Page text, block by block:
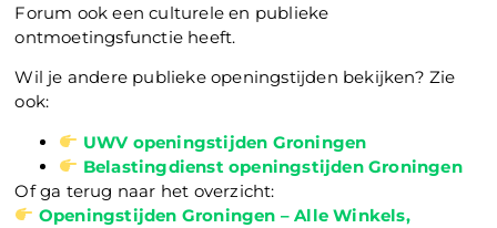
Forum ook een culturele en publieke
ontmoetingsfunctie heeft.
Wil je andere publieke openingstijden bekijken? Zie
ook:
UWV openingstijden Groningen
Belastingdienst openingstijden Groningen
Of ga terug naar het overzicht:
Openingstijden Groningen – Alle Winkels,